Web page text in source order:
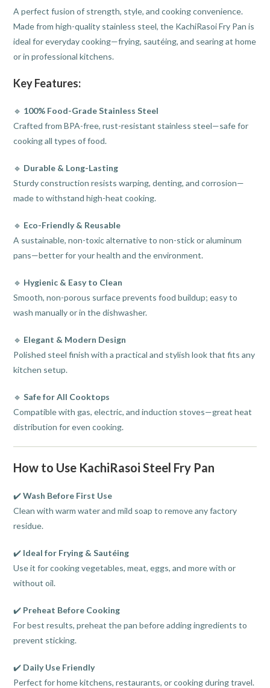
A perfect fusion of strength, style, and cooking convenience.
Made from high-quality stainless steel, the KachiRasoi Fry Pan is
ideal for everyday cooking—frying, sautéing, and searing at home
or in professional kitchens.
Key Features:
🔹 100% Food-Grade Stainless Steel
Crafted from BPA-free, rust-resistant stainless steel—safe for
cooking all types of food.
🔹 Durable & Long-Lasting
Sturdy construction resists warping, denting, and corrosion—
made to withstand high-heat cooking.
🔹 Eco-Friendly & Reusable
A sustainable, non-toxic alternative to non-stick or aluminum
pans—better for your health and the environment.
🔹 Hygienic & Easy to Clean
Smooth, non-porous surface prevents food buildup; easy to
wash manually or in the dishwasher.
🔹 Elegant & Modern Design
Polished steel finish with a practical and stylish look that fits any
kitchen setup.
🔹Safe for All Cooktops
Compatible with gas, electric, and induction stoves—great heat
distribution for even cooking.
How to Use KachiRasoi Steel Fry Pan
✔️Wash Before First Use
Clean with warm water and mild soap to remove any factory
residue.
✔️ Ideal for Frying & Sautéing
Use it for cooking vegetables, meat, eggs, and more with or
without oil.
✔️ Preheat Before Cooking
For best results, preheat the pan before adding ingredients to
prevent sticking.
✔️ Daily Use Friendly
Perfect for home kitchens, restaurants, or cooking during travel.